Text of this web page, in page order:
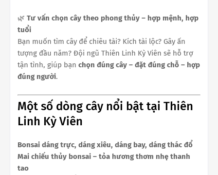
🌿 Tư vấn chọn cây theo phong thủy – hợp mệnh, hợp
tuổi
Bạn muốn tìm cây để chiêu tài? Kích tài lộc? Gây ấn
tượng đầu năm? Đội ngũ Thiên Linh Kỳ Viên sẽ hỗ trợ
tận tình, giúp bạn chọn đúng cây – đặt đúng chỗ – hợp
đúng người.
Một số dòng cây nổi bật tại Thiên
Linh Kỳ Viên
Bonsai dáng trực, dáng xiêu, dáng bay, dáng thác đổ
Mai chiếu thủy bonsai – tỏa hương thơm nhẹ thanh
tao